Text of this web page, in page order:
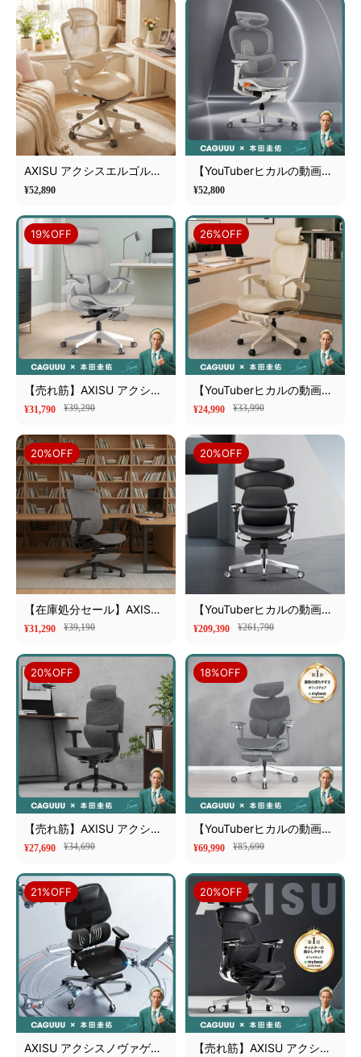
AXISU アクシスエルゴルナ
オフィスチェア｜体想いの
ト
¥52,890
19%OFF
【売れ筋】AXISU アクシス
コアライトオフィスチェア
¥31,790 ¥39,290
20%OFF
【在庫処分セール】AXISU
アクシスネオスマートオフ
¥31,290 ¥39,190
20%OFF
【売れ筋】AXISU アクシス
エルゴライトオフィスチェ
¥27,690 ¥34,690
21%OFF
AXISU アクシスノヴァゲー
【YouTuberヒカルの動画で
紹介！】AXISU アクシスエ
｜圧倒的な追従機能とフル
サポート構造
¥52,800
26%OFF
【YouTuberヒカルの動画で
紹介！】AXISU アクシスエ
ア
¥24,990 ¥33,990
20%OFF
【YouTuberヒカルの動画で
紹介！】AXISU アクシスロ
ア
¥209,390 ¥261,790
18%OFF
【YouTuberヒカルの動画で
紹介！】AXISU アクシスエ
¥69,990 ¥85,690
20%OFF
【売れ筋】AXISU アクシス